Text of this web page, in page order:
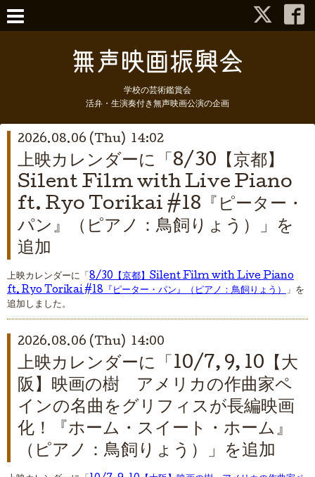
学校の芸術鑑賞会
活弁・生演奏付き無声映画公演の企画
2026.08.06 (Thu) 14:02
上映カレンダーに「8/30【京都】
Silent Film with Live Piano
ft. Ryo Torikai #18『ピーター・
パン』（ピアノ：鳥飼りょう）」を
追加
上映カレンダーに「 8/30【京都】Silent Film with Live Piano
ft. Ryo Torikai #18『ピーター・パン』（ピアノ：鳥飼りょう） 」を
追加しました。
2026.08.06 (Thu) 14:00
上映カレンダーに「10/7, 9, 10【大
阪】映画の樹 アメリカの作曲家ペ
インの名曲をグリフィスが長編映画
化！『ホーム・スイート・ホーム』
（ピアノ：鳥飼りょう）」を追加